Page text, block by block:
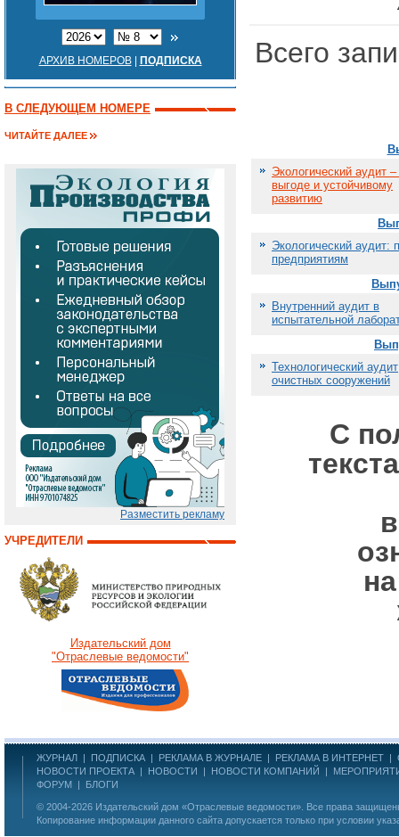
АРХИВ НОМЕРОВ| ПОДПИСКА
В СЛЕДУЮЩЕМ НОМЕРЕ
ЧИТАЙТЕ ДАЛЕЕ
Разместить рекламу
УЧРЕДИТЕЛИ
Издательский дом
"Отраслевые ведомости"
Всего
Экологический аудит
выгоде и устойчивому
развитию
Экологический аудит:
предприятиям
Внутренний аудит в
испытательной
Технологический аудит
очистных сооружений
С
ЖУРНАЛ | ПОДПИСКА | РЕКЛАМА В ЖУРНАЛЕ | РЕКЛАМА В ИНТЕРНЕТ |
НОВОСТИ ПРОЕКТА | НОВОСТИ | НОВОСТИ КОМПАНИЙ |
ФОРУМ | БЛОГИ
© 2004-2026 Издательский дом «Отраслевые ведомости» . Все права
Копирование информации данного сайта допускается только при условии